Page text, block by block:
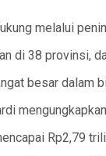
melalui
di 38 provinsi,
besar dalam
Rp2,79